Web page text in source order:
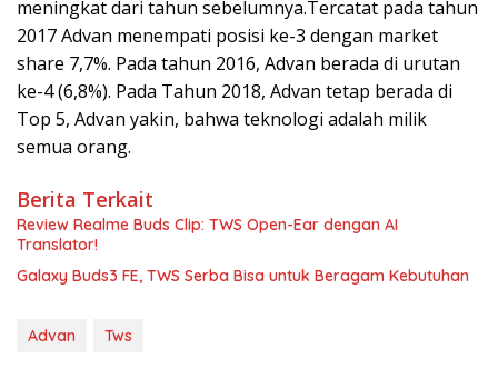
meningkat dari tahun sebelumnya.Tercatat pada tahun
2017 Advan menempati posisi ke-3 dengan market
share 7,7%. Pada tahun 2016, Advan berada di urutan
ke-4 (6,8%). Pada Tahun 2018, Advan tetap berada di
Top 5, Advan yakin, bahwa teknologi adalah milik
semua orang.
Berita Terkait
Review Realme Buds Clip: TWS Open-Ear dengan AI
Translator!
Galaxy Buds3 FE, TWS Serba Bisa untuk Beragam Kebutuhan
Advan Tws